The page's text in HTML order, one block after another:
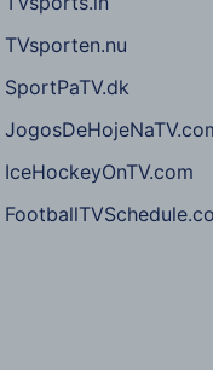
TVsporten.nu
SportPaTV.dk
IceHockeyOnTV.com